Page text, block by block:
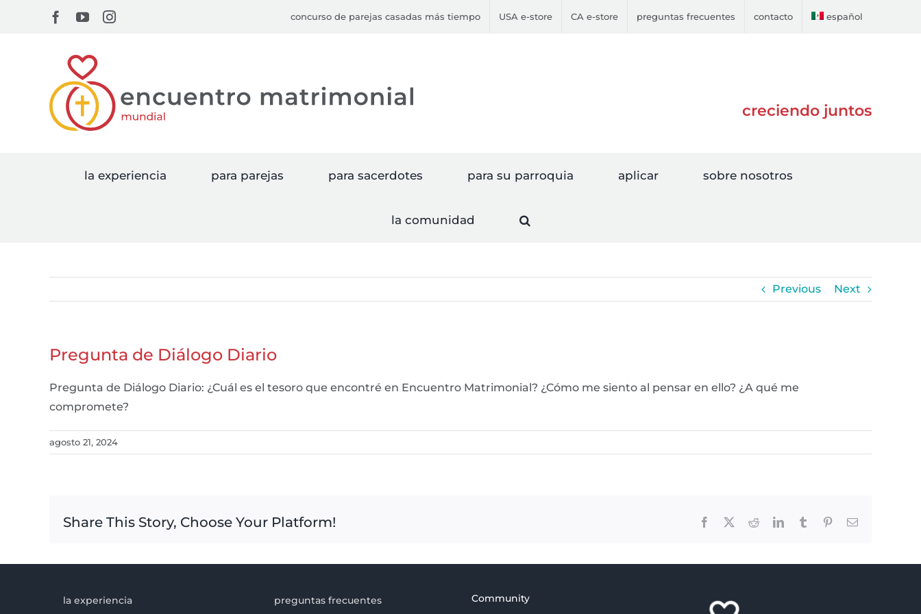
Facebook
YouTubeInstagram concurso de parejas casadas más tiempo USA e-store CA e-store preguntas frecuentes contacto español
creciendo juntos
la experiencia para parejas para sacerdotes para su parroquia aplicar sobre nosotros
la comunidad
Previous Next
Pregunta de Diálogo Diario
Pregunta de Diálogo Diario: ¿Cuál es el tesoro que encontré en Encuentro Matrimonial? ¿Cómo me siento al pensar en ello? ¿A qué me
compromete?
agosto 21, 2024
Share This Story, Choose Your Platform! Facebook RedditLinkedInTumblr PinterestEmail
la experiencia
preguntas frecuentes
Community